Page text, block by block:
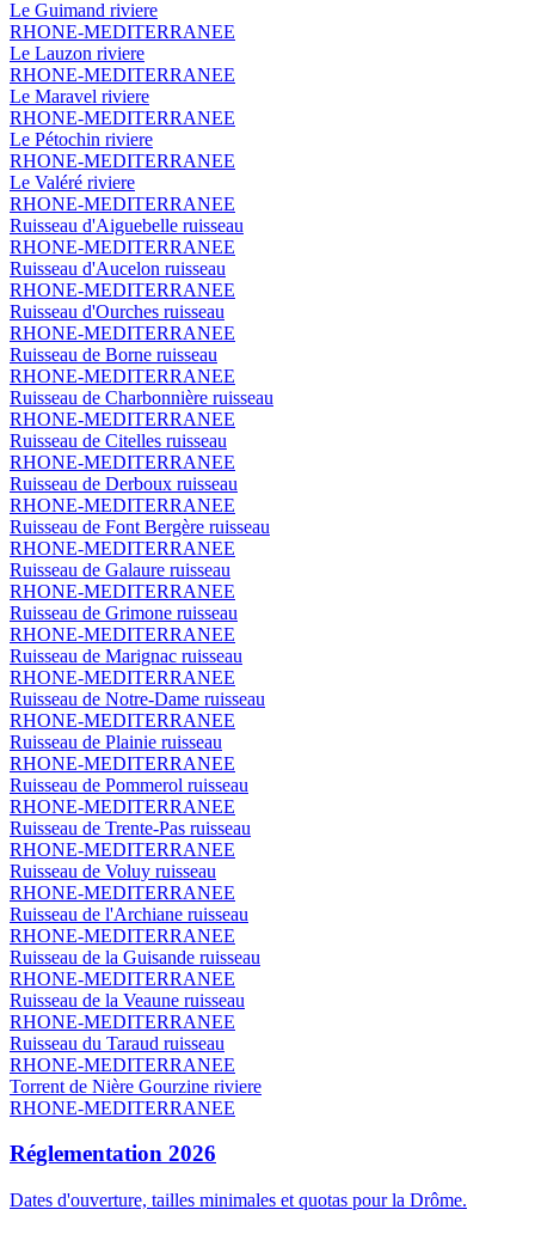
Le Guimand riviere
RHONE-MEDITERRANEE
Le Lauzon riviere
RHONE-MEDITERRANEE
Le Maravel riviere
RHONE-MEDITERRANEE
Le Pétochin riviere
RHONE-MEDITERRANEE
Le Valéré riviere
RHONE-MEDITERRANEE
Ruisseau d'Aiguebelle ruisseau
RHONE-MEDITERRANEE
Ruisseau d'Aucelon ruisseau
RHONE-MEDITERRANEE
Ruisseau d'Ourches ruisseau
RHONE-MEDITERRANEE
Ruisseau de Borne ruisseau
RHONE-MEDITERRANEE
Ruisseau de Charbonnière ruisseau
RHONE-MEDITERRANEE
Ruisseau de Citelles ruisseau
RHONE-MEDITERRANEE
Ruisseau de Derboux ruisseau
RHONE-MEDITERRANEE
Ruisseau de Font Bergère ruisseau
RHONE-MEDITERRANEE
Ruisseau de Galaure ruisseau
RHONE-MEDITERRANEE
Ruisseau de Grimone ruisseau
RHONE-MEDITERRANEE
Ruisseau de Marignac ruisseau
RHONE-MEDITERRANEE
Ruisseau de Notre-Dame ruisseau
RHONE-MEDITERRANEE
Ruisseau de Plainie ruisseau
RHONE-MEDITERRANEE
Ruisseau de Pommerol ruisseau
RHONE-MEDITERRANEE
Ruisseau de Trente-Pas ruisseau
RHONE-MEDITERRANEE
Ruisseau de Voluy ruisseau
RHONE-MEDITERRANEE
Ruisseau de l'Archiane ruisseau
RHONE-MEDITERRANEE
Ruisseau de la Guisande ruisseau
RHONE-MEDITERRANEE
Ruisseau de la Veaune ruisseau
RHONE-MEDITERRANEE
Ruisseau du Taraud ruisseau
RHONE-MEDITERRANEE
Torrent de Nière Gourzine riviere
RHONE-MEDITERRANEE
Réglementation 2026
Dates d'ouverture, tailles minimales et quotas pour la Drôme.